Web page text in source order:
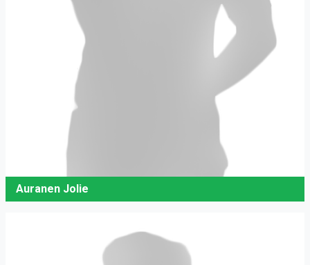
Auranen Jolie